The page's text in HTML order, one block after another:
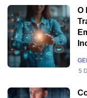
O
5